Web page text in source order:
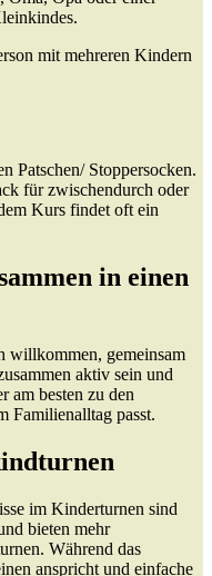
mit mehreren Kindern
Patschen/ Stoppersocken.
für zwischendurch oder
Kurs findet oft ein
in einen
willkommen, gemeinsam
aktiv sein und
am besten zu den
Familienalltag passt.
im Kinderturnen sind
bieten mehr
Während das
anspricht und einfache